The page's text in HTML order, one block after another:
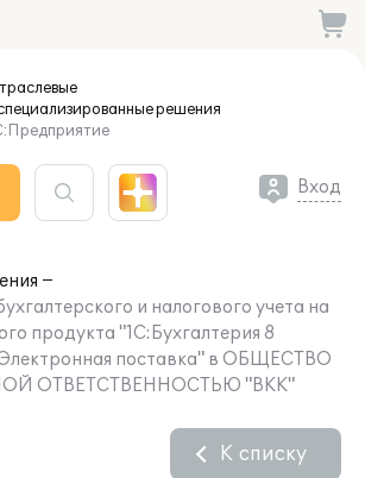
решения
Вход
и налогового учета на
продукта "1С:Бухгалтерия 8
Электронная поставка" в ОБЩЕСТВО
ОТВЕТСТВЕННОСТЬЮ "ВКК"
К списку